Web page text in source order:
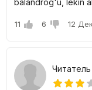
balandrog'u, lekin
11 6 12
Читатель